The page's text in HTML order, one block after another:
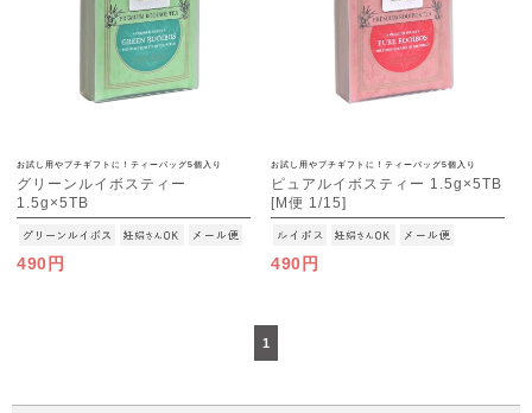
お試し用やプチギフトに！ティーバッグ5個入り
グリーンルイボスティー
1.5g×5TB
[M便 1/15]
490円
お試し用やプチギフトに！ティーバッグ5個入り
ピュアルイボスティー 1.5g×5TB
[M便 1/15]
490円
1